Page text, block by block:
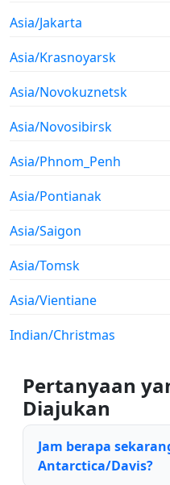
Asia/Jakarta
Asia/Krasnoyarsk
Asia/Novokuznetsk
Asia/Novosibirsk
Asia/Phnom_Penh
Asia/Pontianak
Asia/Saigon
Asia/Tomsk
Asia/Vientiane
Indian/Christmas
Pertanyaan
Diajukan
Jam berapa
Antarctica/Davis?